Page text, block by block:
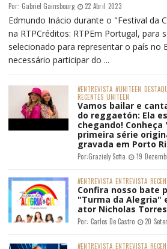
Por: Gabriel Gainsbourg 22 Abril 2023
Edmundo Inácio durante o "Festival da
na RTPCréditos: RTPEm Portugal, para
selecionado para representar o país no
necessário participar do ...
#ENTREVISTA #UNITEEN
RECENTES UNITEEN
Vamos bailar e
do reggaetón: Ela
chegando! Conheça
primeira série
gravada em Porto
Por:Graziely Sofia 19
#ENTREVISTA ENTREVISTA
Confira nosso bate
"Turma da Alegria"
ator Nicholas Torres
Por: Carlos De Castro 20
#ENTREVISTA ENTREVISTA